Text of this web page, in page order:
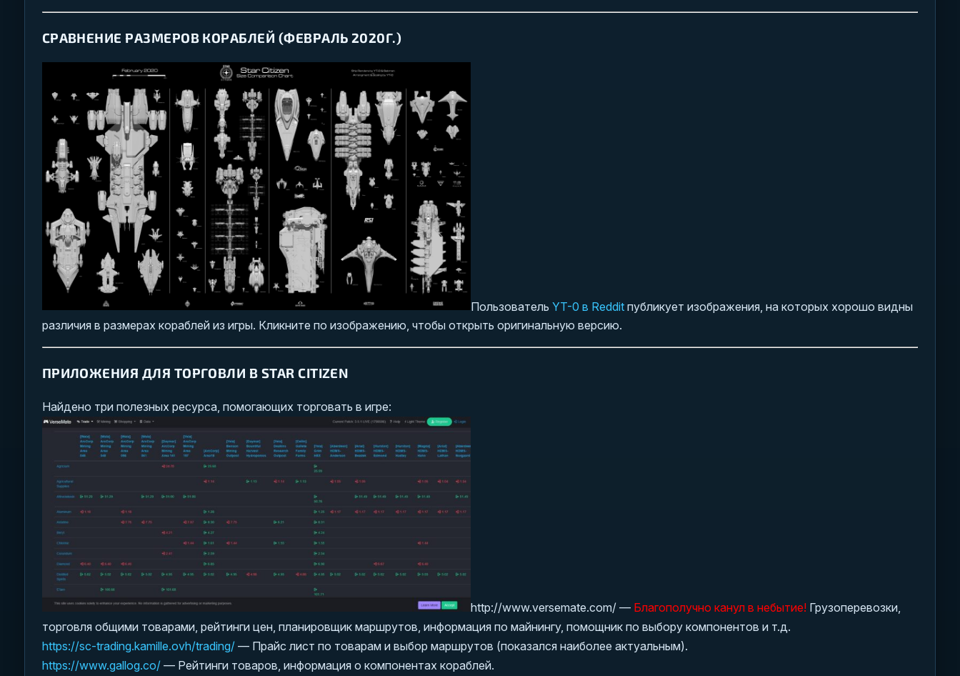
СРАВНЕНИЕ РАЗМЕРОВ КОРАБЛЕЙ (ФЕВРАЛЬ 2020Г.)
Пользователь YT-0 в Redditпубликует изображения, на которых хорошо видны
различия в размерах кораблей из игры. Кликните по изображению, чтобы открыть оригинальную версию.
ПРИЛОЖЕНИЯ ДЛЯ ТОРГОВЛИ В STAR CITIZEN
Найдено три полезных ресурса, помогающих торговать в игре:
http://www.versemate.com/ — Благополучно канул в небытие!Грузоперевозки,
торговля общими товарами, рейтинги цен, планировщик маршрутов, информация по майнингу, помощник по выбору компонентов и т.д.
https://sc-trading.kamille.ovh/trading/— Прайс лист по товарам и выбор маршрутов (показался наиболее актуальным).
https://www.gallog.co/— Рейтинги товаров, информация о компонентах кораблей.